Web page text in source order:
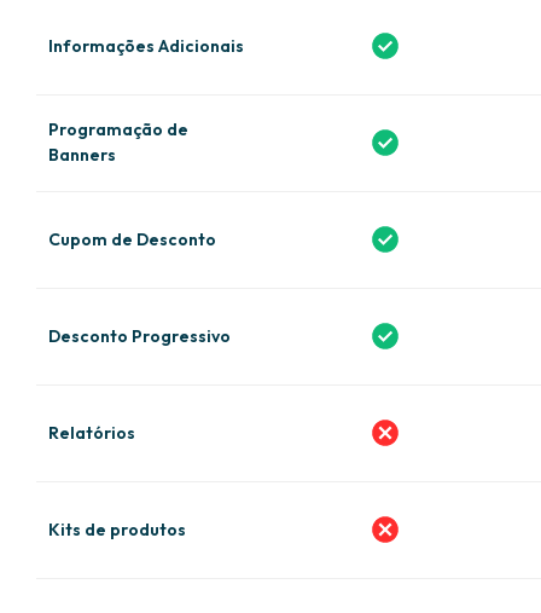
Informações Adicionais
Programação de
Banners
Cupom de Desconto
Desconto Progressivo
Relatórios
Kits de produtos